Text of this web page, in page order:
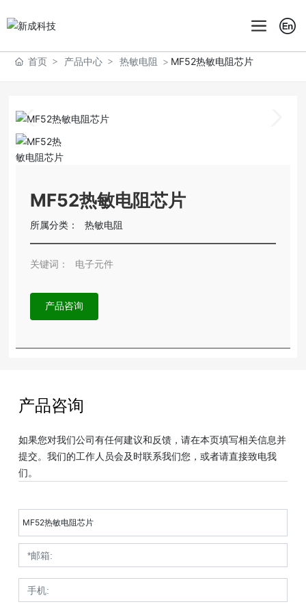
首页 产品中心 热敏电阻 MF52热敏电阻芯片
MF52热敏电阻芯片
所属分类： 热敏电阻
关键词： 电子元件
产品咨询
产品咨询
如果您对我们公司有任何建议和反馈，请在本页填写相关信息并
提交。我们的工作人员会及时联系我们您，或者请直接致电我
们。
MF52热敏电阻芯片